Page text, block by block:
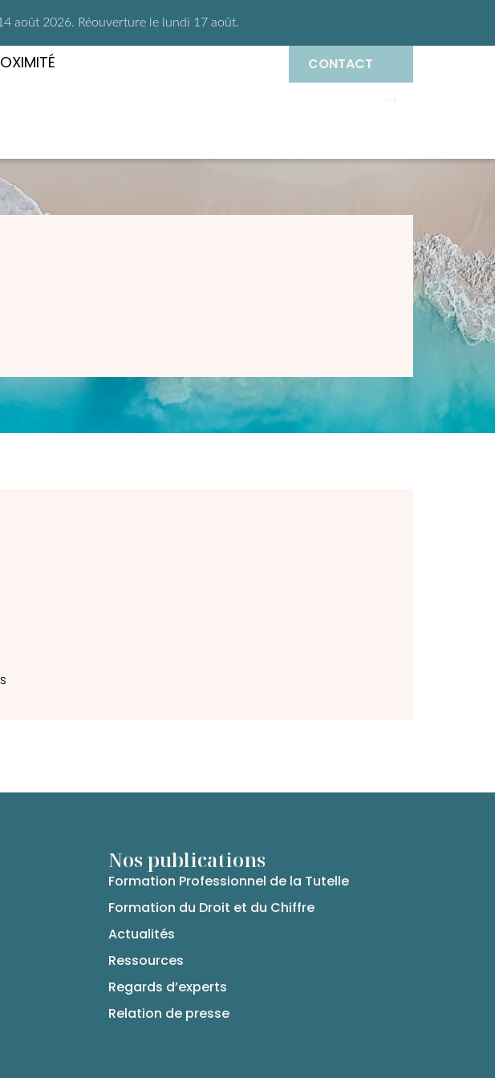
août 2026. Réouverture le lundi 17 août.
CONTACT
Nos publications
Formation Professionnel de la Tutelle
Formation du Droit et du Chiffre
Actualités
Ressources
Regards d’experts
Relation de presse